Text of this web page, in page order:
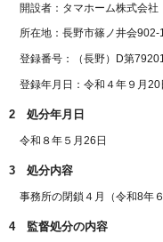
開設者：タマホーム株式会社
所在地：長野市篠ノ井会902-
登録番号：（長野）D第
登録年月日：令和４年９月20
2 処分年月日
令和８年５月26日
3 処分内容
事務所の閉鎖４月（令和8年
4 監督処分の内容